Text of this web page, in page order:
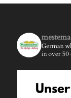
German
in over